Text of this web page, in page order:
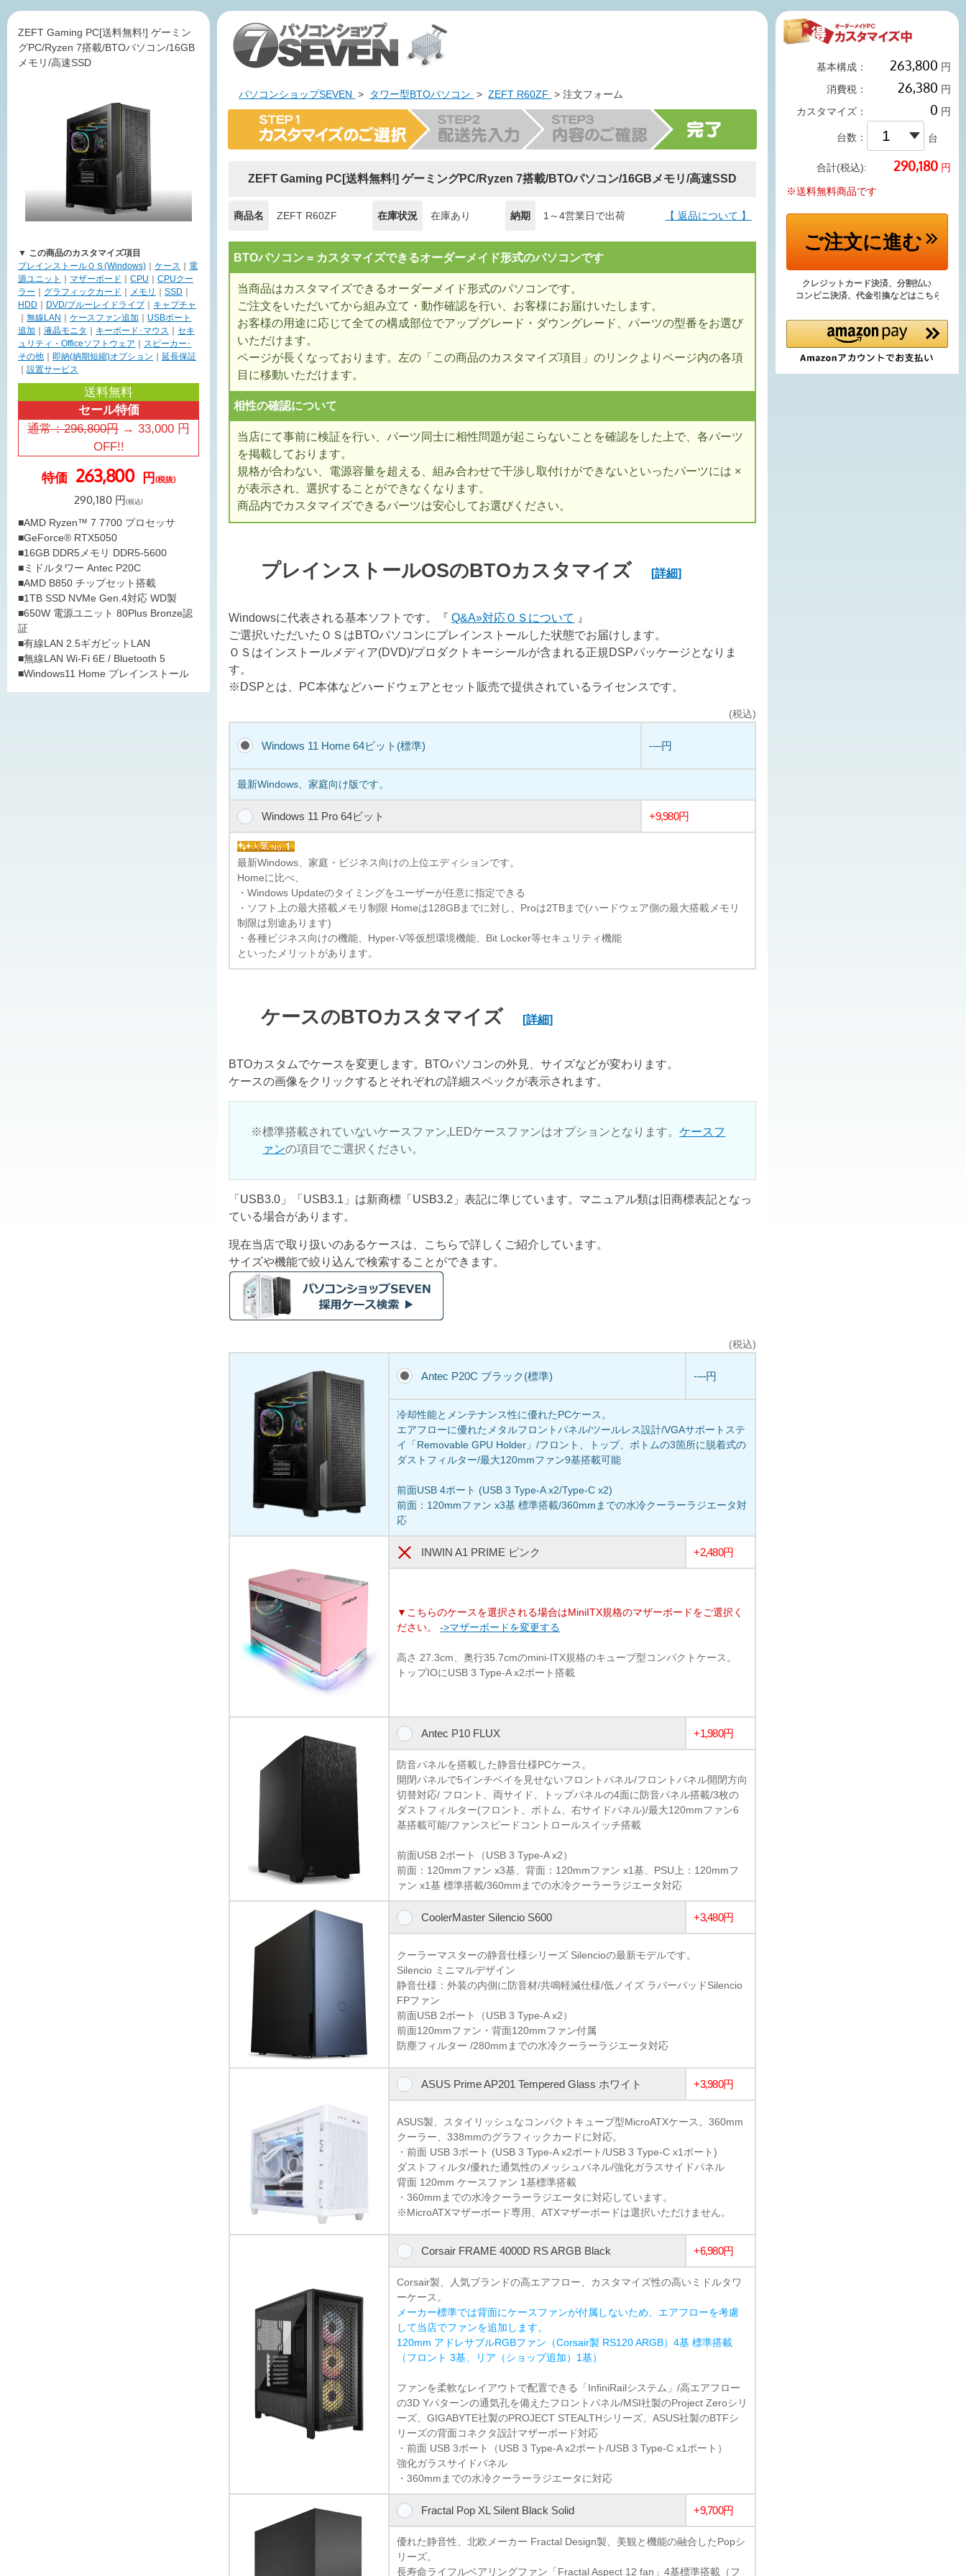
ZEFT Gaming PC[送料無料!] ゲーミン
グPC/Ryzen 7搭載/BTOパソコン/16GB
メモリ/高速SSD
▼ この商品のカスタマイズ項目
プレインストールＯＳ(Windows)
ケース
電
源ユニット
マザーボード CPU
CPUクー
ラー
グラフィックカード メモリ SSD
HDD
DVD/ブルーレイドライブ
キャプチャ
無線LAN ケースファン追加
USBポート
追加
液晶モニタ キーボード･マウス
セキ
ュリティ・Officeソフトウェア
スピーカー･
その他
即納(納期短縮)オプション
延長保証
設置サービス
送料無料
セール特価
通常：296,800円 →33,000 円
OFF!!
特価 263,800 円(税抜)
290,180 円(税込)
■AMD Ryzen™ 7 7700 プロセッサ
■GeForce® RTX5050
■16GB DDR5メモリ DDR5-5600
■ミドルタワー Antec P20C
■AMD B850 チップセット搭載
■1TB SSD NVMe Gen.4対応 WD製
■650W 電源ユニット 80Plus Bronze認
証
■有線LAN 2.5ギガビットLAN
■無線LAN Wi-Fi 6E / Bluetooth 5
■Windows11 Home プレインストール
パソコンショップSEVEN > タワー型BTOパソコン >ZEFT R60ZF > 注文フォーム
ZEFT Gaming PC[送料無料!] ゲーミングPC/Ryzen 7搭載/BTOパソコン/16GBメモリ/高速SSD
商品名 ZEFT R60ZF 在庫状況 在庫あり 納期 1～4営業日で出荷 【 返品について 】
BTOパソコン = カスタマイズできるオーダーメイド形式のパソコンです
当商品はカスタマイズできるオーダーメイド形式のパソコンです。
ご注文をいただいてから組み立て・動作確認を行い、お客様にお届けいたします。
お客様の用途に応じて全ての構成部位でアップグレード・ダウングレード、パーツの型番をお選び
いただけます。
ページが長くなっております。左の「この商品のカスタマイズ項目」のリンクよりページ内の各項
目に移動いただけます。
相性の確認について
当店にて事前に検証を行い、パーツ同士に相性問題が起こらないことを確認をした上で、各パーツ
を掲載しております。
規格が合わない、電源容量を超える、組み合わせで干渉し取付けができないといったパーツには ×
が表示され、選択することができなくなります。
商品内でカスタマイズできるパーツは安心してお選びください。
プレインストールOSのBTOカスタマイズ[詳細]
Windowsに代表される基本ソフトです。『Q&A»対応ＯＳについて 』
ご選択いただいたＯＳはBTOパソコンにプレインストールした状態でお届けします。
ＯＳはインストールメディア(DVD)/プロダクトキーシールが含まれる正規DSPパッケージとなりま
す。
※DSPとは、PC本体などハードウェアとセット販売で提供されているライセンスです。
(税込)
Windows 11 Home 64ビット(標準) ----円
最新Windows、家庭向け版です。
Windows 11 Pro 64ビット +9,980円
最新Windows、家庭・ビジネス向けの上位エディションです。
Homeに比べ、
・Windows Updateのタイミングをユーザーが任意に指定できる
・ソフト上の最大搭載メモリ制限 Homeは128GBまでに対し、Proは2TBまで(ハードウェア側の最大搭載メモリ
制限は別途あります)
・各種ビジネス向けの機能、Hyper-V等仮想環境機能、Bit Locker等セキュリティ機能
といったメリットがあります。
ケースのBTOカスタマイズ[詳細]
BTOカスタムでケースを変更します。BTOパソコンの外見、サイズなどが変わります。
ケースの画像をクリックするとそれぞれの詳細スペックが表示されます。
標準搭載されていないケースファン,LEDケースファンはオプションとなります。ケースフ
ァンの項目でご選択ください。
「USB3.0」「USB3.1」は新商標「USB3.2」表記に準じています。マニュアル類は旧商標表記となっ
ている場合があります。
現在当店で取り扱いのあるケースは、こちらで詳しくご紹介しています。
サイズや機能で絞り込んで検索することができます。
(税込)
Antec P20C ブラック(標準) ----円
冷却性能とメンテナンス性に優れたPCケース。
エアフローに優れたメタルフロントパネル/ツールレス設計/VGAサポートステ
イ「Removable GPU Holder」/フロント、トップ、ボトムの3箇所に脱着式の
ダストフィルター/最大120mmファン9基搭載可能
前面USB 4ポート (USB 3 Type-A x2/Type-C x2)
前面：120mmファン x3基 標準搭載/360mmまでの水冷クーラーラジエータ対
応
INWIN A1 PRIME ピンク +2,480円
▼こちらのケースを選択される場合はMiniITX規格のマザーボードをご選択く
ださい。->マザーボードを変更する
高さ 27.3cm、奥行35.7cmのmini-ITX規格のキューブ型コンパクトケース。
トップIOにUSB 3 Type-A x2ポート搭載
Antec P10 FLUX +1,980円
防音パネルを搭載した静音仕様PCケース。
開閉パネルで5インチベイを見せないフロントパネル/フロントパネル開閉方向
切替対応/ フロント、両サイド、トップパネルの4面に防音パネル搭載/3枚の
ダストフィルター(フロント、ボトム、右サイドパネル)/最大120mmファン6
基搭載可能/ファンスピードコントロールスイッチ搭載
前面USB 2ポート（USB 3 Type-A x2）
前面：120mmファン x3基、背面：120mmファン x1基、PSU上：120mmフ
ァン x1基 標準搭載/360mmまでの水冷クーラーラジエータ対応
CoolerMaster Silencio S600 +3,480円
クーラーマスターの静音仕様シリーズ Silencioの最新モデルです。
Silencio ミニマルデザイン
静音仕様：外装の内側に防音材/共鳴軽減仕様/低ノイズ ラバーパッドSilencio
FPファン
前面USB 2ポート（USB 3 Type-A x2）
前面120mmファン・背面120mmファン付属
防塵フィルター /280mmまでの水冷クーラーラジエータ対応
ASUS Prime AP201 Tempered Glass ホワイト +3,980円
ASUS製、スタイリッシュなコンパクトキューブ型MicroATXケース。360mm
クーラー、338mmのグラフィックカードに対応。
・前面 USB 3ポート (USB 3 Type-A x2ポート/USB 3 Type-C x1ポート)
ダストフィルタ/優れた通気性のメッシュパネル/強化ガラスサイドパネル
背面 120mm ケースファン 1基標準搭載
・360mmまでの水冷クーラーラジエータに対応しています。
※MicroATXマザーボード専用、ATXマザーボードは選択いただけません。
Corsair FRAME 4000D RS ARGB Black +6,980円
Corsair製、人気ブランドの高エアフロー、カスタマイズ性の高いミドルタワ
ーケース。
メーカー標準では背面にケースファンが付属しないため、エアフローを考慮
して当店でファンを追加します。
120mm アドレサブルRGBファン（Corsair製 RS120 ARGB）4基 標準搭載
（フロント 3基、リア（ショップ追加）1基）
ファンを柔軟なレイアウトで配置できる「InfiniRailシステム」/高エアフロー
の3D Yパターンの通気孔を備えたフロントパネル/MSI社製のProject Zeroシリ
ーズ、GIGABYTE社製のPROJECT STEALTHシリーズ、ASUS社製のBTFシ
リーズの背面コネクタ設計マザーボード対応
・前面 USB 3ポート（USB 3 Type-A x2ポート/USB 3 Type-C x1ポート）
強化ガラスサイドパネル
・360mmまでの水冷クーラーラジエータに対応
Fractal Pop XL Silent Black Solid +9,700円
優れた静音性、北欧メーカー Fractal Design製、美観と機能の融合したPopシ
リーズ。
長寿命ライフルベアリングファン「Fractal Aspect 12 fan」4基標準搭載（フ
基本構成：
円
消費税：
円
カスタマイズ：
円
台数： 台
合計(税込): 円
※送料無料商品です
ご注文に進む